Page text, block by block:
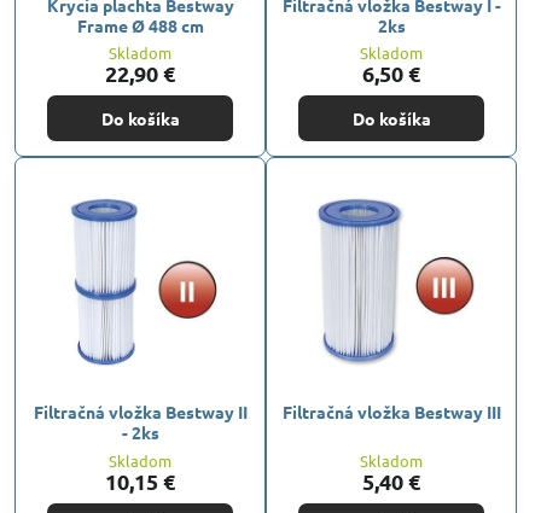
Krycia plachta Bestway
Frame Ø 488 cm
Skladom
22,90 €
Do košíka
Filtračná vložka Bestway I -
2ks
Skladom
6,50 €
Do košíka
Filtračná vložka Bestway II
- 2ks
Skladom
10,15 €
Filtračná vložka Bestway III
Skladom
5,40 €